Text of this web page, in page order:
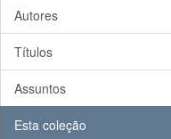
Autores
Títulos
Assuntos
Esta coleção